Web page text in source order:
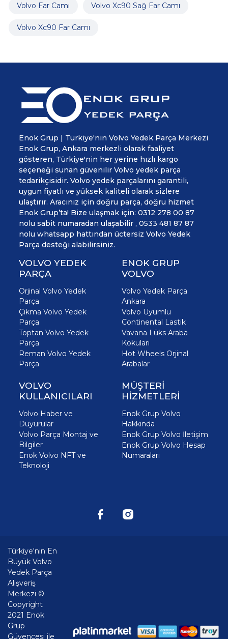
Volvo Far Camı Volvo Xc90 Sağ Far Camı
Volvo Xc90 Far Camı
Enok Grup | Türkiye'nin Volvo Yedek Parça Merkezi
Enok Grup, Ankara merkezli olarak faaliyet
gösteren, Türkiye'nin her yerine hızlı kargo
seçeneği sunan güvenilir Volvo yedek parça
tedarikçisidir. Volvo yedek parçalarını garantili,
uygun fiyatlı ve yüksek kaliteli olarak sizlere
ulaştırır. Aracınız için doğru parça, doğru hizmet
Enok Grup’ta! Bize ulaşmak için: 0312 278 00 87
nolu sabit numaradan ulaşabilir , 0533 481 87 87
nolu whatsapp hattından üctersiz Volvo Yedek
Parça desteği alabilirsiniz.
VOLVO YEDEK
PARÇA
Orjinal Volvo Yedek
Parça
Çıkma Volvo Yedek
Parça
Toptan Volvo Yedek
Parça
Reman Volvo Yedek
Parça
ENOK GRUP
VOLVO
Volvo Yedek Parça
Ankara
Volvo Uyumlu
Continental Lastik
Vavana Lüks Araba
Kokuları
Hot Wheels Orjinal
Arabalar
VOLVO
KULLANICILARI
Volvo Haber ve
Duyurular
Volvo Parça Montaj ve
Bilgiler
Enok Volvo NFT ve
Teknoloji
MÜŞTERİ
HİZMETLERİ
Enok Grup Volvo
Hakkında
Enok Grup Volvo İletişim
Enok Grup Volvo Hesap
Numaraları
Türkiye'nin En
Büyük Volvo
Yedek Parça
Alışveriş
Merkezi ©
Copyright
2021 Enok
Grup
Güvencesi ile